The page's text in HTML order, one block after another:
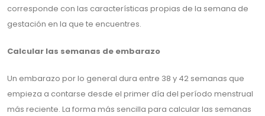
corresponde con las características propias de la semana de
gestación en la que te encuentres.
Calcular las semanas de embarazo
Un embarazo por lo general dura entre 38 y 42 semanas que
empieza a contarse desde el primer día del período menstrual
más reciente. La forma más sencilla para calcular las semanas